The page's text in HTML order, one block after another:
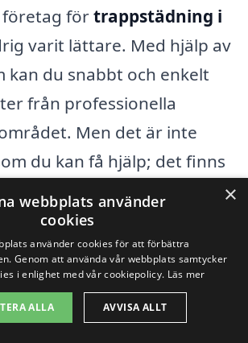
förtrappstädning i
varit lättare. Med hjälp av
du snabbt och enkelt
från professionella
Men det är inte
du kan få hjälp; det finns
andra närliggande städer
pålitliga städtjänster. Här
×
webbplats använder
cookies
använder cookies för att förbättra
Genom att använda vår webbplats samtycker
i enlighet med vår cookiepolicy. Läs mer
ALLA AVVISA ALLT